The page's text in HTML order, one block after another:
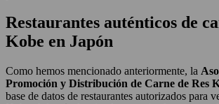
Restaurantes auténticos de
Kobe en Japón
Como hemos mencionado anteriormente, la
Promoción y Distribución de Carne de Res
base de datos de restaurantes autorizados para